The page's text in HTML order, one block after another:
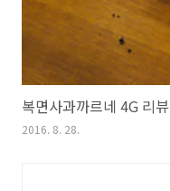
복면사과까르네 4G 리뷰
2016. 8. 28.